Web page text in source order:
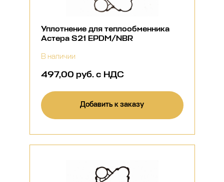
Уплотнение для теплообменника
Астера S21 EPDM/NBR
В наличии
497,00 руб. с НДС
Добавить к заказу